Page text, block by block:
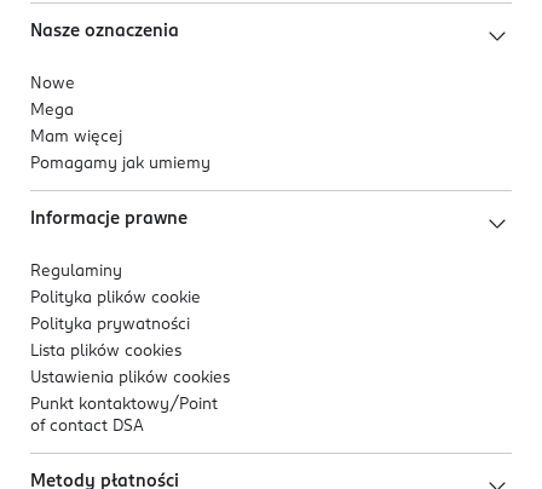
Nasze oznaczenia
Nowe
Mega
Mam więcej
Pomagamy jak umiemy
Informacje prawne
Regulaminy
Polityka plików cookie
Polityka prywatności
Lista plików cookies
Ustawienia plików cookies
Punkt kontaktowy/ Point
of contact DSA
Metody płatności